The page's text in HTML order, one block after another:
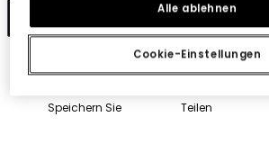
In den Warenkorb
Speichern Sie Teilen
Cookie-Einstellungen
Alle ablehnen